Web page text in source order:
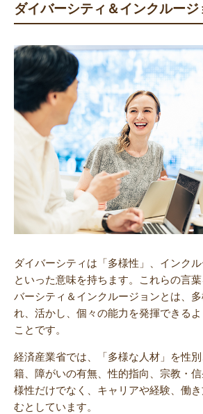
ダイバーシティ＆インクルージ
ダイバーシティは「多様性」、インクル
といった意味を持ちます。これらの言
バーシティ＆インクルージョンとは、
れ、活かし、個々の能力を発揮できる
ことです。
経済産業省では、「多様な人材」を性
籍、障がいの有無、性的指向、宗教・
様性だけでなく、キャリアや経験、働
むとしています。